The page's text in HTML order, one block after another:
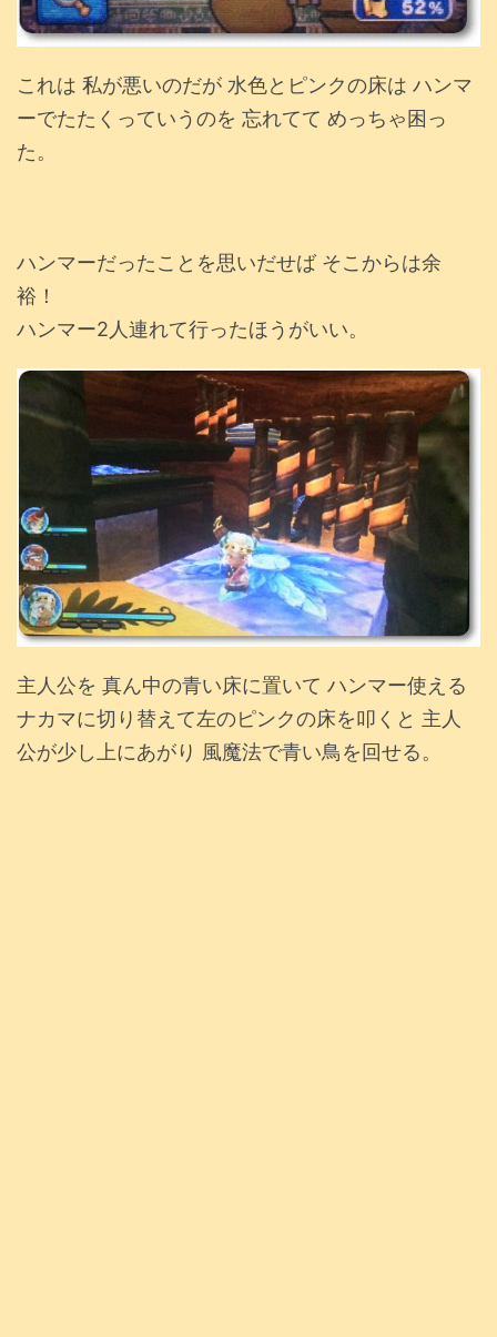
これは 私が悪いのだが 水色とピンクの床は ハンマ
ーでたたくっていうのを 忘れてて めっちゃ困っ
た。
ハンマーだったことを思いだせば そこからは余
裕！
ハンマー2人連れて行ったほうがいい。
主人公を 真ん中の青い床に置いて ハンマー使える
ナカマに切り替えて左のピンクの床を叩くと 主人
公が少し上にあがり 風魔法で青い鳥を回せる。